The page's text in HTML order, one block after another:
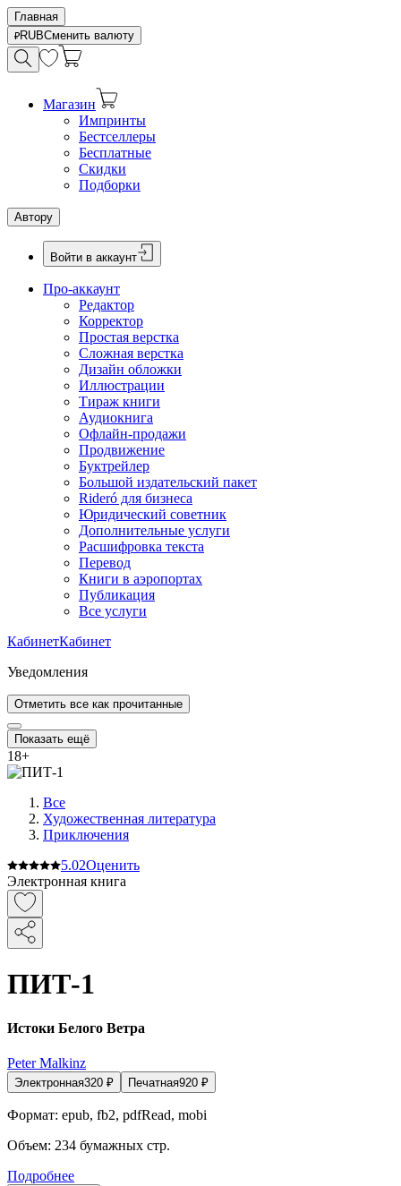
Главная
RUBСменить валюту
Магазин
Импринты
Бестселлеры
Бесплатные
Скидки
Подборки
Автору
Войти в аккаунт
Про-аккаунт
Редактор
Корректор
Простая верстка
Сложная верстка
Дизайн обложки
Иллюстрации
Тираж книги
Аудиокнига
Офлайн-продажи
Продвижение
Буктрейлер
Большой издательский пакет
Rideró для бизнеса
Юридический советник
Дополнительные услуги
Расшифровка текста
Перевод
Книги в аэропортах
Публикация
Все услуги
КабинетКабинет
Уведомления
Отметить все как прочитанные
Показать ещё
18+
Все
Художественная литература
Приключения
5.02Оценить
Электронная книга
ПИТ-1
Истоки Белого Ветра
Peter Malkinz
Электронная320 ₽ Печатная920 ₽
Формат: epub, fb2, pdfRead, mobi
Объем: 234 бумажных стр.
Подробнее